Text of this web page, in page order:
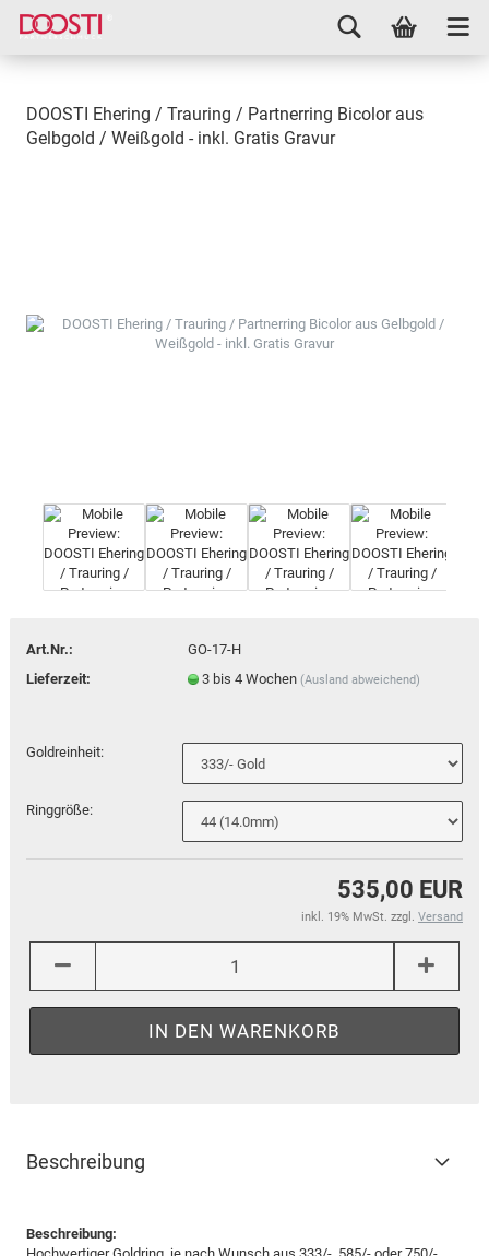
DOOSTI Ehering / Trauring / Partnerring Bicolor aus
Gelbgold / Weißgold - inkl. Gratis Gravur
Art.Nr.:
GO-17-H
Lieferzeit:
3 bis 4 Wochen(Ausland abweichend)
Goldreinheit:
Ringgröße:
535,00 EUR
inkl. 19% MwSt. zzgl. Versand
Beschreibung
Beschreibung: